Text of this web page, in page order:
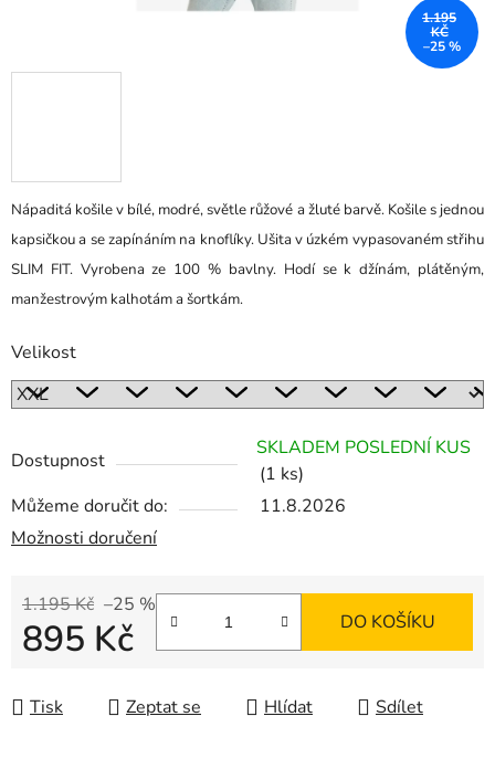
Nápaditá košile v bílé, modré, světle růžové a žluté barvě. Košile s jednou
kapsičkou a se zapínáním na knoflíky. Ušita v úzkém vypasovaném střihu
SLIM FIT. Vyrobena ze 100 % bavlny. Hodí se k džínám, plátěným,
manžestrovým kalhotám a šortkám.
Velikost
Dostupnost
SKLADEM POSLEDNÍ KUS
(1 ks)
Můžeme doručit do:
11.8.2026
Možnosti doručení
1.195 Kč –25 %
895 Kč DO KOŠÍKU
Tisk Zeptat se Hlídat Sdílet
1.195
KČ
–25 %